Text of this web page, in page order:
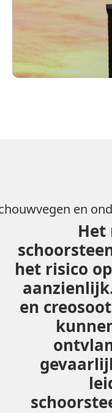
en
Het
het risico
en